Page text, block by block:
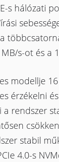
s hálózati
s-ot és a
modellje 16
érzékelni
rendszer
stabil
4.0-s